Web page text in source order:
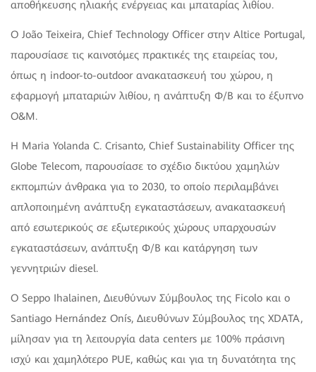
αποθήκευσης ηλιακής ενέργειας και μπαταρίας λιθίου.
Ο João Teixeira, Chief Technology Officer στην Altice Portugal,
παρουσίασε τις καινοτόμες πρακτικές της εταιρείας του,
όπως η indoor-to-outdoor ανακατασκευή του χώρου, η
εφαρμογή μπαταριών λιθίου, η ανάπτυξη Φ/Β και το έξυπνο
O&M.
Η Maria Yolanda C. Crisanto, Chief Sustainability Officer της
Globe Telecom, παρουσίασε το σχέδιο δικτύου χαμηλών
εκπομπών άνθρακα για το 2030, το οποίο περιλαμβάνει
απλοποιημένη ανάπτυξη εγκαταστάσεων, ανακατασκευή
από εσωτερικούς σε εξωτερικούς χώρους υπαρχουσών
εγκαταστάσεων, ανάπτυξη Φ/Β και κατάργηση των
γεννητριών diesel.
Ο Seppo Ihalainen, Διευθύνων Σύμβουλος της Ficolo και ο
Santiago Hernández Onís, Διευθύνων Σύμβουλος της XDATA,
μίλησαν για τη λειτουργία data centers με 100% πράσινη
ισχύ και χαμηλότερο PUE, καθώς και για τη δυνατότητα της